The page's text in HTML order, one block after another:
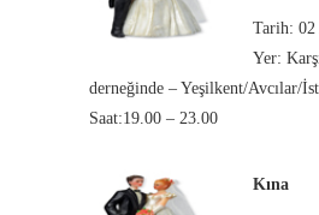
Tarih: 02
Yer:
derneğinde – Yeşilkent/Avcılar/
Saat:19.00 – 23.00
Kına